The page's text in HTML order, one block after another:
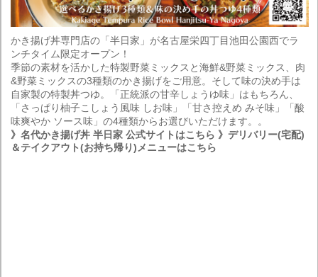
かき揚げ丼専門店の「半日家」が名古屋栄四丁目池田公園西でラ
ンチタイム限定オープン！
季節の素材を活かした特製野菜ミックスと海鮮&野菜ミックス、肉
&野菜ミックスの3種類のかき揚げをご用意。そして味の決め手は
自家製の特製丼つゆ。「正統派の甘辛しょうゆ味」はもちろん、
「さっぱり柚子こしょう風味 しお味」「甘さ控えめ みそ味」「酸
味爽やか ソース味」の4種類からお選びいただけます。。
》名代かき揚げ丼 半日家 公式サイトはこちら 》デリバリー(宅配)
＆テイクアウト(お持ち帰り)メニューはこちら